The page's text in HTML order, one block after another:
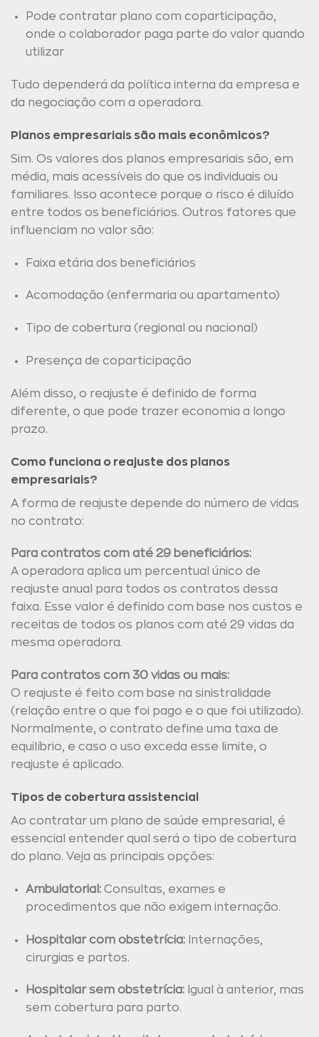
Pode contratar plano com coparticipação,
onde o colaborador paga parte do valor quando
utilizar
Tudo dependerá da política interna da empresa e
da negociação com a operadora.
Planos empresariais são mais econômicos?
Sim. Os valores dos planos empresariais são, em
média, mais acessíveis do que os individuais ou
familiares. Isso acontece porque o risco é diluído
entre todos os beneficiários. Outros fatores que
influenciam no valor são:
Faixa etária dos beneficiários
Acomodação (enfermaria ou apartamento)
Tipo de cobertura (regional ou nacional)
Presença de coparticipação
Além disso, o reajuste é definido de forma
diferente, o que pode trazer economia a longo
prazo.
Como funciona o reajuste dos planos
empresariais?
A forma de reajuste depende do número de vidas
no contrato:
Para contratos com até 29 beneficiários:
A operadora aplica um percentual único de
reajuste anual para todos os contratos dessa
faixa. Esse valor é definido com base nos custos e
receitas de todos os planos com até 29 vidas da
mesma operadora.
Para contratos com 30 vidas ou mais:
O reajuste é feito com base na sinistralidade
(relação entre o que foi pago e o que foi utilizado).
Normalmente, o contrato define uma taxa de
equilíbrio, e caso o uso exceda esse limite, o
reajuste é aplicado.
Tipos de cobertura assistencial
Ao contratar um plano de saúde empresarial, é
essencial entender qual será o tipo de cobertura
do plano. Veja as principais opções:
Ambulatorial:Consultas, exames e
procedimentos que não exigem internação.
Hospitalar com obstetrícia:Internações,
cirurgias e partos.
Hospitalar sem obstetrícia:Igual à anterior, mas
sem cobertura para parto.